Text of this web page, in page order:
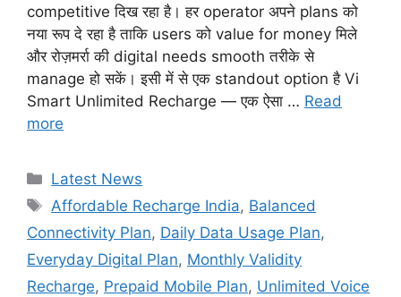
competitive दिख रहा है। हर operator अपने plans को
नया रूप दे रहा है ताकि users को value for money मिले
और रोज़मर्रा की digital needs smooth तरीके से
manage हो सकें। इसी में से एक standout option है Vi
Smart Unlimited Recharge — एक ऐसा … Read
more
Categories
Latest News
Tags
Affordable Recharge India, Balanced
Connectivity Plan, Daily Data Usage Plan,
Everyday Digital Plan, Monthly Validity
Recharge, Prepaid Mobile Plan, Unlimited Voice